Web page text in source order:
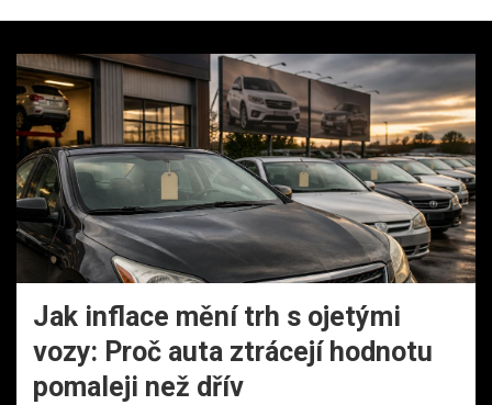
Jak inflace mění trh s ojetými
vozy: Proč auta ztrácejí hodnotu
pomaleji než dřív